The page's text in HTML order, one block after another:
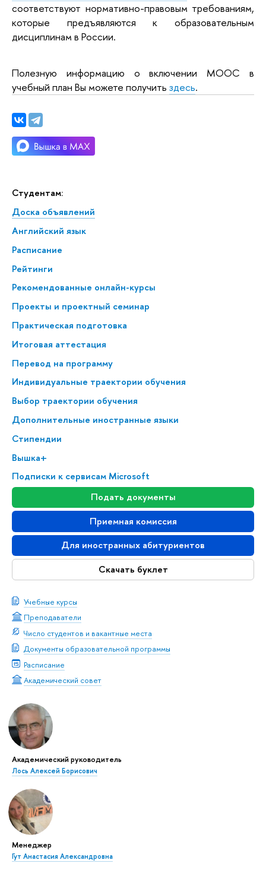
Студентам:
Доска объявлений
Английский язык
Расписание
Рейтинги
Рекомендованные онлайн-курсы
Проекты и проектный семинар
Практическая подготовка
Итоговая аттестация
Перевод на программу
Индивидуальные траектории обучения
Выбор траектории обучения
Дополнительные иностранные языки
Стипендии
Вышка+
Подписки к сервисам Microsoft
Подать документы
Приемная комиссия
Для иностранных абитуриентов
Скачать буклет
Учебные курсы
Преподаватели
Число студентов и вакантные места
Документы образовательной программы
Расписание
Академический совет
Академический руководитель
Лось Алексей Борисович
Менеджер
Гут Анастасия Александровна
соответствуют нормативно-правовым требованиям,
которые предъявляются к образовательным
дисциплинам в России.
Полезную информацию о включении MOOC в
учебный план Вы можете получить здесь.